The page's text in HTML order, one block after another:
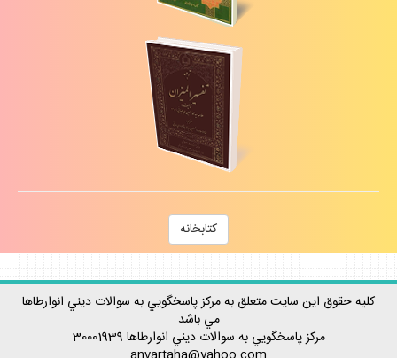
كتابخانه
كليه حقوق اين سايت متعلق به مركز پاسخگويي به سوالات ديني انوارطاها
مي باشد
مركز پاسخگويي به سوالات ديني انوارطاها 30001939